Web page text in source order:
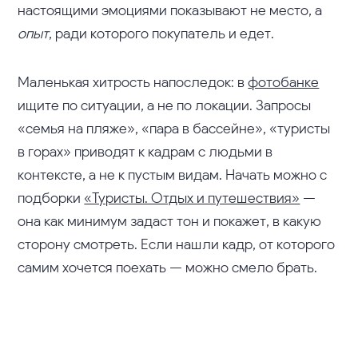
настоящими эмоциями показывают не место, а
опыт, ради которого покупатель и едет.
Маленькая хитрость напоследок: вфотобанке
ищите по ситуации, а не по локации. Запросы
«семья на пляже», «пара в бассейне», «туристы
в горах» приводят к кадрам с людьми в
контексте, а не к пустым видам. Начать можно с
подборки «Туристы. Отдых и путешествия» —
она как минимум задаст тон и покажет, в какую
сторону смотреть. Если нашли кадр, от которого
самим хочется поехать — можно смело брать.